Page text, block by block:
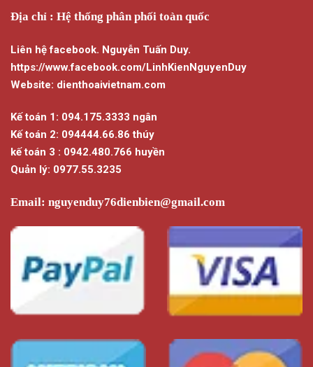
Địa chỉ : Hệ thống phân phối toàn quốc
Liên hệ facebook. Nguyễn Tuấn Duy.
https://www.facebook.com/LinhKienNguyenDuy
Website: dienthoaivietnam.com
Kế toán 1: 094.175.3333 ngân
Kế toán 2: 094444.66.86 thúy
kế toán 3 : 0942.480.766 huyền
Quản lý: 0977.55.3235
Email: nguyenduy76dienbien@gmail.com